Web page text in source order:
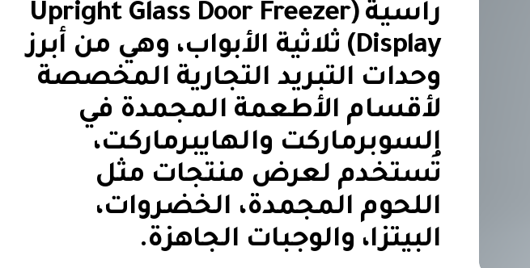
رأسية (Upright Glass Door Freezer
Display) ثلاثية الأبواب، وهي من أبرز
وحدات التبريد التجارية المخصصة
لأقسام الأطعمة المجمدة في
السوبرماركت والهايبرماركت،
تُستخدم لعرض منتجات مثل
اللحوم المجمدة، الخضروات،
البيتزا، والوجبات الجاهزة.